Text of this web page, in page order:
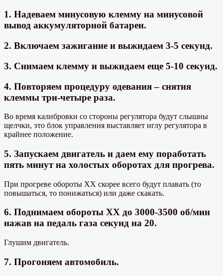
1. Надеваем минусовую клемму на минусовой
вывод аккумуляторной батареи.
2. Включаем зажигание и выжидаем 3-5 секунд.
3. Снимаем клемму и выжидаем еще 5-10 секунд.
4. Повторяем процедуру одевания – снятия
клеммы три-четыре раза.
Во время калибровки со стороны регулятора будут слышны
щелчки, это блок управления выставляет иглу регулятора в
крайнее положение.
5. Запускаем двигатель и даем ему поработать
пять минут на холостых оборотах для прогрева.
При прогреве обороты ХХ скорее всего будут плавать (то
повышаться, то понижаться) или даже скакать.
6. Поднимаем обороты ХХ до 3000-3500 об/мин
нажав на педаль газа секунд на 20.
Глушим двигатель.
7. Прогоняем автомобиль.